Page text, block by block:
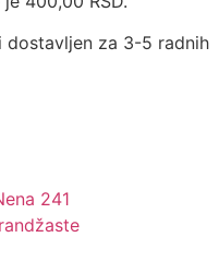
dostavljen za 3-5 radnih